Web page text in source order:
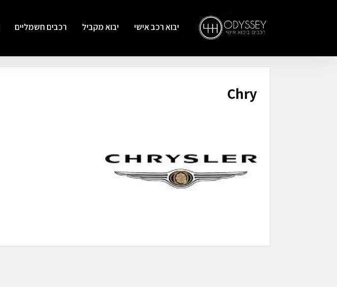
יבוא רכב אישי יבוא מקביל רכבים חשמליים
Chry